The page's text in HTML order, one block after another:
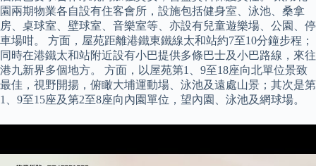
園兩期物業各自設有住客會所，設施包括健身室、泳池、桑拿
房、桌球室、壁球室、音樂室等、亦設有兒童遊樂場、公園、停
車場咁。 方面，屋苑距離港鐵東鐵線太和站約7至10分鐘步程；
同時在港鐵太和站附近設有小巴提供多條巴士及小巴路線，來往
港九新界多個地方。 方面，以屋苑第1、9至18座向北單位景致
最佳，視野開揚，俯瞰大埔運動場、泳池及遠處山景；其次是第
1、9至15座及第2至8座向內園單位，望內園、泳池及網球場。